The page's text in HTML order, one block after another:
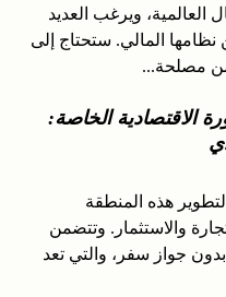
العالمية، ويرغب العديد
المالي. ستحتاج إلى
الاقتصادية الخاصة:
هذه المنطقة
والاستثمار. وتتضمن
بدون جواز سفر، والتي تعد